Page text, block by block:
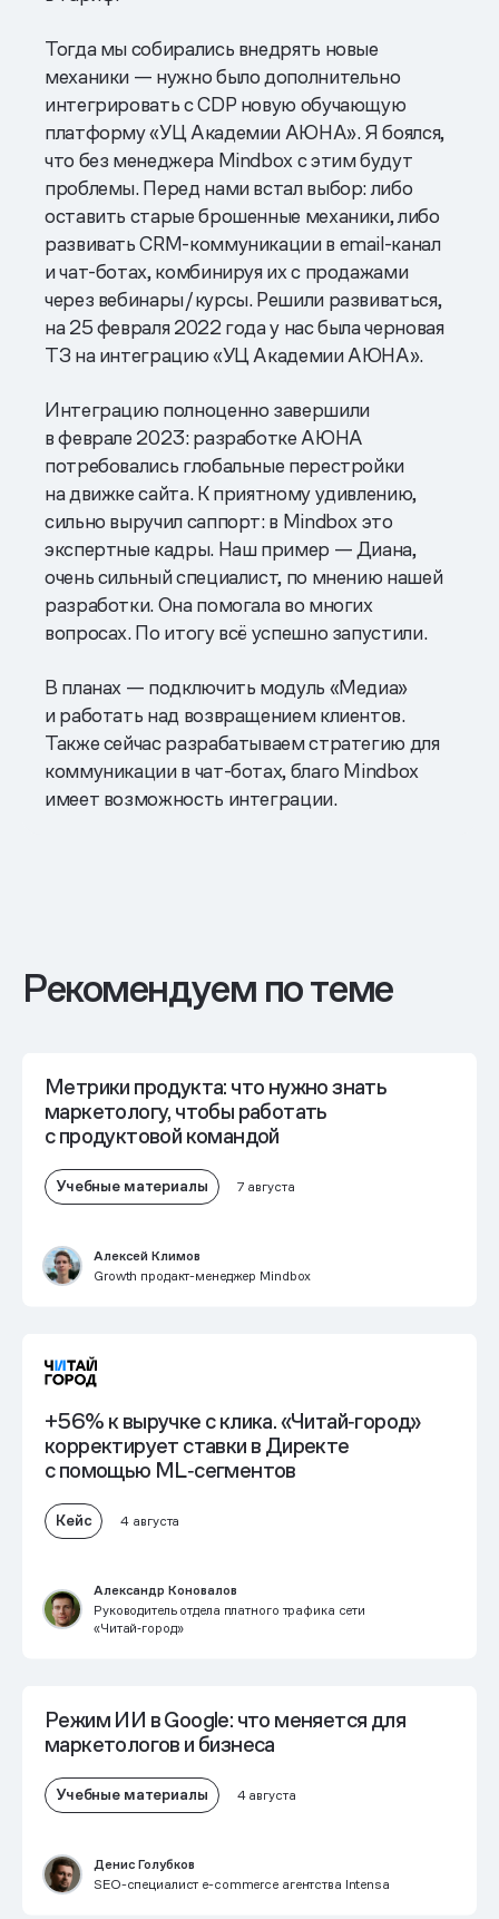
Тогда мы собирались внедрять новые
механики — нужно было дополнительно
интегрировать с CDP новую обучающую
платформу «УЦ Академии АЮНА». Я боялся,
что без менеджера Mindbox с этим будут
проблемы. Перед нами встал выбор: либо
оставить старые брошенные механики, либо
развивать CRM-коммуникации в email-канал
и чат-ботах, комбинируя их с продажами
через вебинары/курсы. Решили развиваться,
на 25 февраля 2022 года у нас была черновая
ТЗ на интеграцию «УЦ Академии АЮНА».
Интеграцию полноценно завершили
в феврале 2023: разработке АЮНА
потребовались глобальные перестройки
на движке сайта. К приятному удивлению,
сильно выручил саппорт: в Mindbox это
экспертные кадры. Наш пример — Диана,
очень сильный специалист, по мнению нашей
разработки. Она помогала во многих
вопросах. По итогу всё успешно запустили.
В планах — подключить модуль «Медиа»
и работать над возвращением клиентов.
Также сейчас разрабатываем стратегию для
коммуникации в чат-ботах, благо Mindbox
имеет возможность интеграции.
Рекомендуем по теме
Метрики продукта: что нужно знать
маркетологу, чтобы работать
с продуктовой командой
Учебные материалы 7 августа
Алексей Климов
Growth продакт-менеджер Mindbox
+56% к выручке с клика. «Читай‑город»
корректирует ставки в Директе
с помощью ML‑сегментов
Кейс 4 августа
Александр Коновалов
Руководитель отдела платного трафика сети
«Читай‑город»
Режим ИИ в Google: что меняется для
маркетологов и бизнеса
Учебные материалы 4 августа
Денис Голубков
SEO-специалист e-commerce агентства Intensa